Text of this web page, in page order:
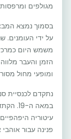
מגולפים
בסמוך נמצא
על ידי העומנים.
משמש היום
הזמן והעבר
ומופעי מחול
נתקדם לכנסיית
במאה
עיטוריה
פנינה עבור